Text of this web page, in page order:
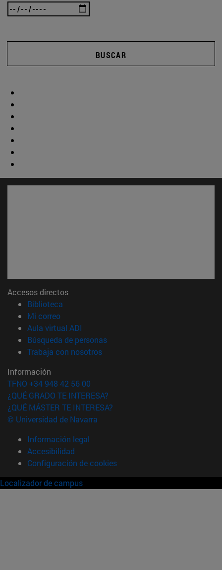
BUSCAR
Accesos directos
Biblioteca
Mi correo(abre en nueva ventana)
Aula virtual ADI
Búsqueda de personas(abre en nueva ventana)
Trabaja con nosotros(abre en nueva ventana)
Información
TFNO +34 948 42 56 00
¿QUÉ GRADO TE INTERESA?
¿QUÉ MÁSTER TE INTERESA?
© Universidad de Navarra
Información legal
Accesibilidad
Configuración de cookies
Localizador de campus